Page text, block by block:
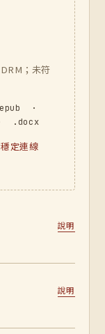
；未符
·
.docx
定連線
說明
說明